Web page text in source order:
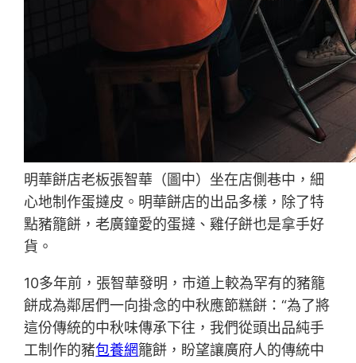
明華餅店老板張智華（圖中）坐在店側巷中，細
心地制作蛋撻皮。明華餅店的出品多樣，除了特
點豬籠餅，老廣鐘愛的蛋撻、雞仔餅也是拿手好
貨。
10多年前，張智華發明，市道上較為罕有的豬籠
餅成為鄰居們一向掛念的中秋應節糕餅：“為了將
這份傳統的中秋味傳承下往，我們從頭出品純手
工制作的豬包養網籠餅，盼望讓廣府人的傳統中